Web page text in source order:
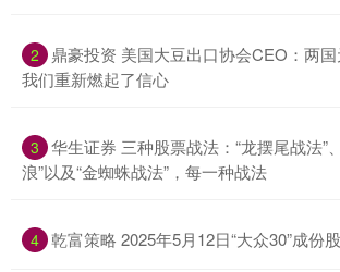
2
鼎豪投资 美国大豆出口协会CEO：两
我们重新燃起了信心
3 华生证券 三种股票战法：“龙摆尾战法”
浪”以及“金蜘蛛战法”，每一种战法
4 乾富策略 2025年5月12日“大众30”成份